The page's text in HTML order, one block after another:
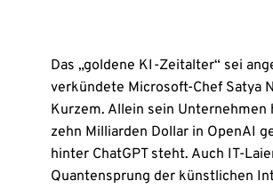
Das „goldene KI-Zeitalter“ sei
verkündete Microsoft-Chef Satya
Kurzem. Allein sein Unternehmen
zehn Milliarden Dollar in OpenAI
hinter ChatGPT steht. Auch IT-
Quantensprung der künstlichen